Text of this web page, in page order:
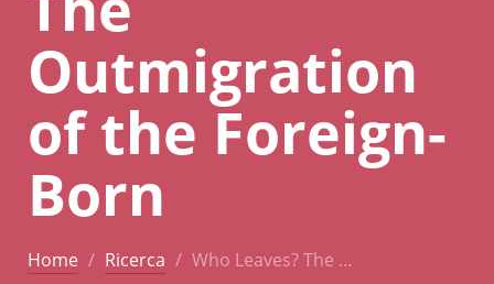
Outmigration
of the Foreign-
Born
Home Ricerca Who Leaves? The …